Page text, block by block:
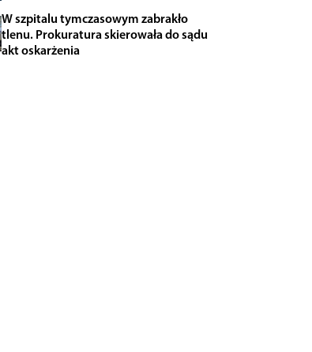
W szpitalu tymczasowym zabrakło
tlenu. Prokuratura skierowała do sądu
akt oskarżenia